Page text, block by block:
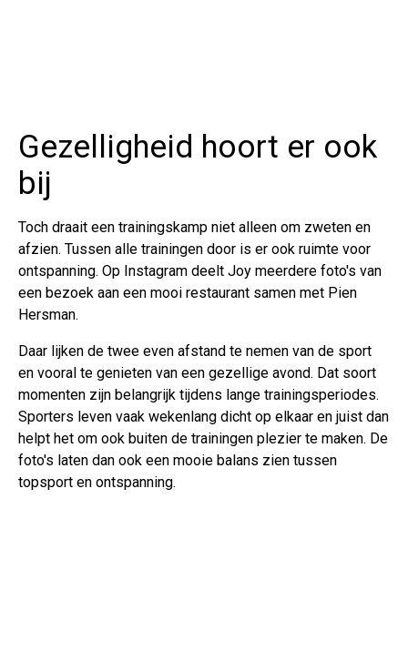
Gezelligheid hoort er ook
bij
Toch draait een trainingskamp niet alleen om zweten en
afzien. Tussen alle trainingen door is er ook ruimte voor
ontspanning. Op Instagram deelt Joy meerdere foto's van
een bezoek aan een mooi restaurant samen met Pien
Hersman.
Daar lijken de twee even afstand te nemen van de sport
en vooral te genieten van een gezellige avond. Dat soort
momenten zijn belangrijk tijdens lange trainingsperiodes.
Sporters leven vaak wekenlang dicht op elkaar en juist dan
helpt het om ook buiten de trainingen plezier te maken. De
foto's laten dan ook een mooie balans zien tussen
topsport en ontspanning.